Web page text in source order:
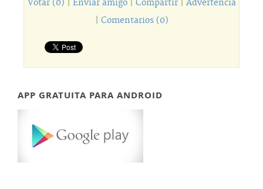
Votar (0) Enviar amigo| Compartir| Advertencia
Comentarios (0)
APP GRATUITA PARA ANDROID